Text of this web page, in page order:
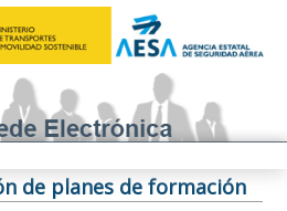
de planes de formación